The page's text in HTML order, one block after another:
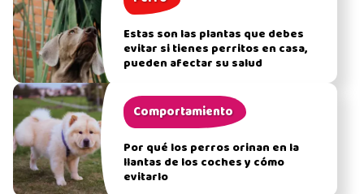
Estas son las plantas que debes
evitar si tienes perritos en casa,
pueden afectar su salud
Comportamiento
Por qué los perros orinan en la
llantas de los coches y cómo
evitarlo